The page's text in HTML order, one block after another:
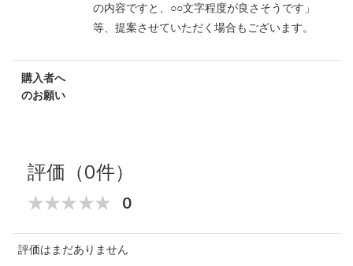
の内容ですと、○○文字程度が良さそうです」
等、提案させていただく場合もございます。
購入者へ
のお願い
評価（0件）
0
評価はまだありません